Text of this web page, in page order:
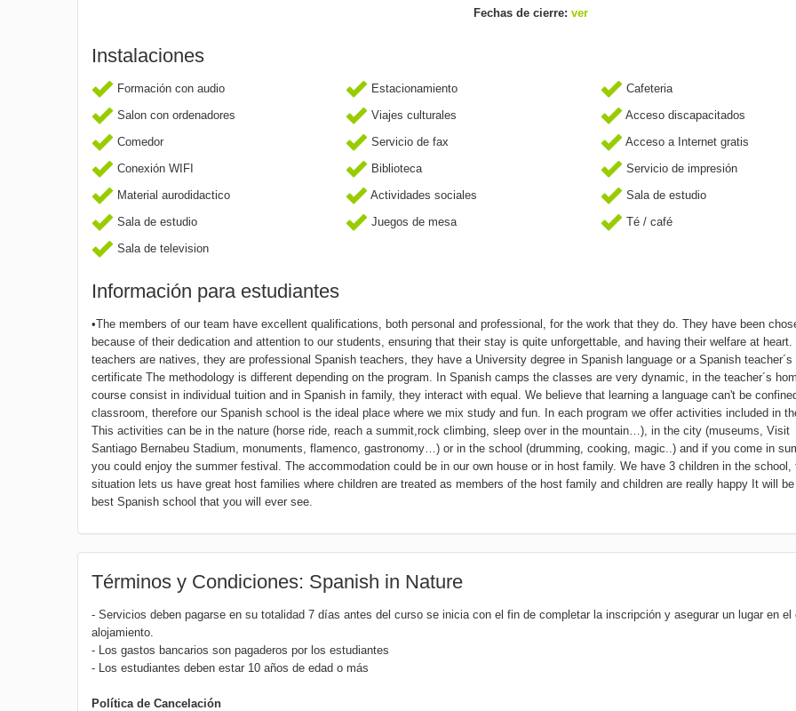
Fechas de cierre: ver
Instalaciones
Formación con audio Estacionamiento
Cafeteria
Salon con ordenadores
Viajes culturales
Acceso discapacitados
Comedor
Servicio de fax
Acceso a Internet gratis
Conexión WIFI
Biblioteca
Servicio de impresión
Material aurodidactico
Actividades sociales
Sala de estudio
Sala de estudio
Juegos de mesa
Té / café
Sala de television
Información para estudiantes
•The members of our team have excellent qualifications, both personal and professional, for the work that they do. They have been
because of their dedication and attention to our students, ensuring that their stay is quite unforgettable, and having their welfare at heart.
teachers are natives, they are professional Spanish teachers, they have a University degree in Spanish language or a Spanish teacher´s
certificate The methodology is different depending on the program. In Spanish camps the classes are very dynamic, in the teacher´s
course consist in individual tuition and in Spanish in family, they interact with equal. We believe that learning a language can't be
classroom, therefore our Spanish school is the ideal place where we mix study and fun. In each program we offer activities included in
This activities can be in the nature (horse ride, reach a summit,rock climbing, sleep over in the mountain…), in the city (museums, Visit
Santiago Bernabeu Stadium, monuments, flamenco, gastronomy…) or in the school (drumming, cooking, magic..) and if you come in
you could enjoy the summer festival. The accommodation could be in our own house or in host family. We have 3 children in the school,
situation lets us have great host families where children are treated as members of the host family and children are really happy It will
best Spanish school that you will ever see.
Términos y Condiciones: Spanish in Nature
- Servicios deben pagarse en su totalidad 7 días antes del curso se inicia con el fin de completar la inscripción y asegurar un lugar en el
alojamiento.
- Los gastos bancarios son pagaderos por los estudiantes
- Los estudiantes deben estar 10 años de edad o más
Política de Cancelación